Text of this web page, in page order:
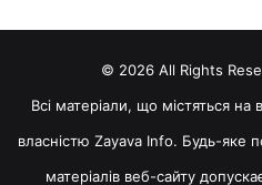
© 2026 All Rights
Всі матеріали, що містяться на
власністю Zayava Info. Будь-яке
матеріалів веб-сайту